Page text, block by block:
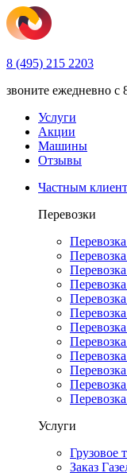
8 (495) 215 2203
звоните ежедневно с
Услуги
Акции
Машины
Отзывы
Частным
Перевозки
Услуги
Грузовое
Заказ